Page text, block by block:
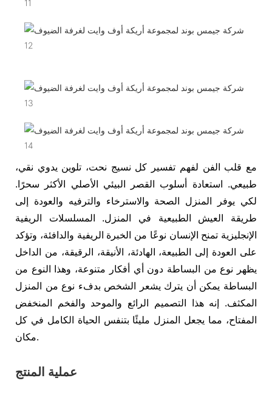
مع قلب الفن لفهم تفسير كل نسيج نحت، تلوين يدوي نقي،
طبيعي. استعادة أسلوب القصر البيئي الأصلي الأكثر سحرًا.
لكي يوفر المنزل الصحة والاسترخاء والترفيه والعودة إلى
طريقة العيش الطبيعية في المنزل. المسلسلات الريفية
الإنجليزية تمنح الإنسان نوعًا من الخبرة الريفية والدافئة، وتؤكد
على العودة إلى الطبيعة، الهادئة، الأنيقة، الرقيقة، من الداخل
يظهر نوع من البساطة دون أي أفكار متنوعة، وهذا النوع من
البساطة يمكن أن يترك يشعر الشخص بدفء نوع من المنزل
المكثف. إنه هذا التصميم الرائع والموحد والفخم المنخفض
المفتاح، مما يجعل المنزل مليئًا بتنفس الحياة الكامل في كل
مكان.
عملية المنتج